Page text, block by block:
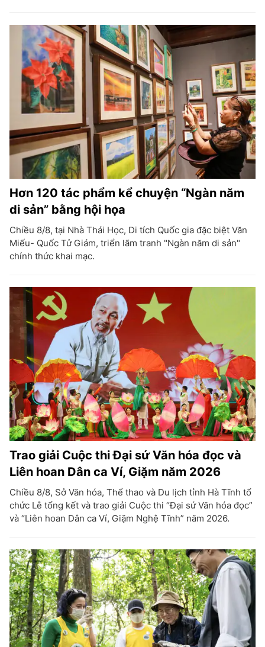
Hơn 120 tác phẩm kể chuyện “Ngàn năm
di sản” bằng hội họa
Chiều 8/8, tại Nhà Thái Học, Di tích Quốc gia đặc biệt Văn
Miếu- Quốc Tử Giám, triển lãm tranh "Ngàn năm di sản"
chính thức khai mạc.
Trao giải Cuộc thi Đại sứ Văn hóa đọc và
Liên hoan Dân ca Ví, Giặm năm 2026
Chiều 8/8, Sở Văn hóa, Thể thao và Du lịch tỉnh Hà Tĩnh tổ
chức Lễ tổng kết và trao giải Cuộc thi “Đại sứ Văn hóa đọc”
và “Liên hoan Dân ca Ví, Giặm Nghệ Tĩnh” năm 2026.